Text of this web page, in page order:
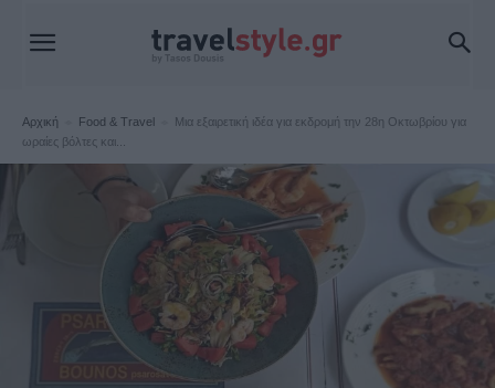
Αρχική Food & Travel
Μια εξαιρετική ιδέα για εκδρομή την 28η Οκτωβρίου για
ωραίες βόλτες και...